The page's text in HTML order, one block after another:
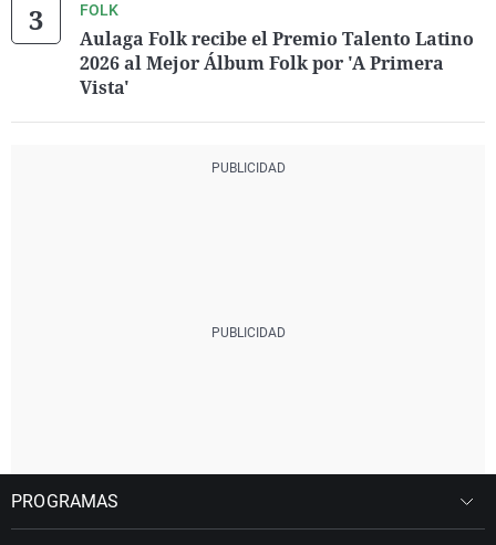
FOLK
Aulaga Folk recibe el Premio Talento Latino
2026 al Mejor Álbum Folk por 'A Primera
Vista'
PROGRAMAS